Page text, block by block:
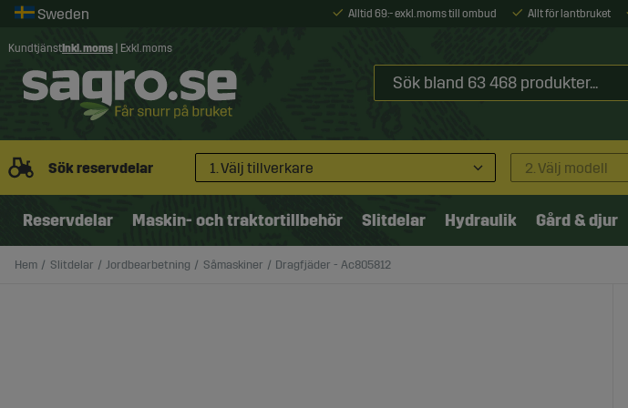
Alltid 69:- exkl. moms till ombud Allt för lantbruket
Kundtjänst Inkl. moms Exkl. moms
Sök reservdelar 1. Välj tillverkare 2. Välj modell
Reservdelar Maskin- och traktortillbehör Slitdelar Hydraulik Gård & djur
Hem Slitdelar Jordbearbetning Såmaskiner Dragfjäder - Ac805812